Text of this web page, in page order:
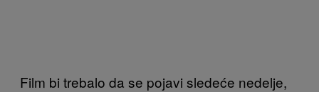
Film bi trebalo da se pojavi sledeće nedelje,